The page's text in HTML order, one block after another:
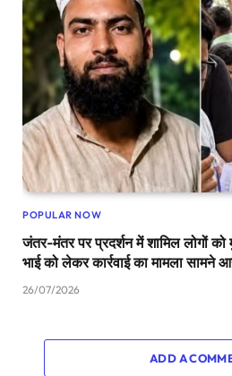
POPULAR NOW
जंतर-मंतर पर प्रदर्शन में शामिल लोगों
भाई को लेकर कार्रवाई का मामला सामने
26/07/2026
ADD A